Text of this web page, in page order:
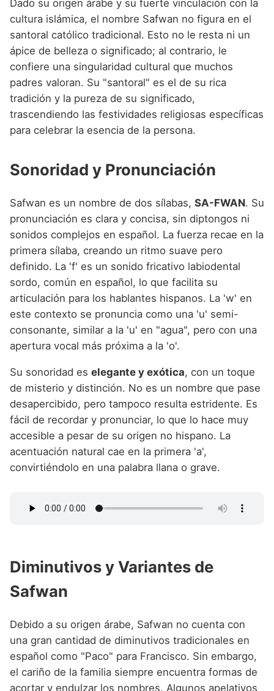
Dado su origen árabe y su fuerte vinculación con la
cultura islámica, el nombre Safwan no figura en el
santoral católico tradicional. Esto no le resta ni un
ápice de belleza o significado; al contrario, le
confiere una singularidad cultural que muchos
padres valoran. Su "santoral" es el de su rica
tradición y la pureza de su significado,
trascendiendo las festividades religiosas específicas
para celebrar la esencia de la persona.
Sonoridad y Pronunciación
Safwan es un nombre de dos sílabas, SA-FWAN. Su
pronunciación es clara y concisa, sin diptongos ni
sonidos complejos en español. La fuerza recae en la
primera sílaba, creando un ritmo suave pero
definido. La 'f' es un sonido fricativo labiodental
sordo, común en español, lo que facilita su
articulación para los hablantes hispanos. La 'w' en
este contexto se pronuncia como una 'u' semi-
consonante, similar a la 'u' en "agua", pero con una
apertura vocal más próxima a la 'o'.
Su sonoridad es elegante y exótica, con un toque
de misterio y distinción. No es un nombre que pase
desapercibido, pero tampoco resulta estridente. Es
fácil de recordar y pronunciar, lo que lo hace muy
accesible a pesar de su origen no hispano. La
acentuación natural cae en la primera 'a',
convirtiéndolo en una palabra llana o grave.
Diminutivos y Variantes de
Safwan
Debido a su origen árabe, Safwan no cuenta con
una gran cantidad de diminutivos tradicionales en
español como "Paco" para Francisco. Sin embargo,
el cariño de la familia siempre encuentra formas de
acortar y endulzar los nombres. Algunos apelativos